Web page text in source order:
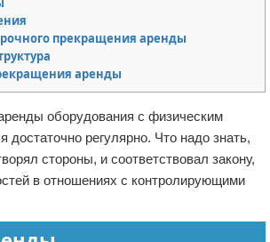
прекращения аренды
аренды
оборудования с физическим
достаточно регулярно. Что надо знать,
стороны, и соответствовал закону,
в отношениях с контролирующими